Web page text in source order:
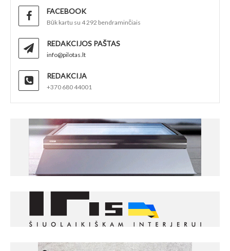
FACEBOOK
Būk kartu su 4 292 bendraminčiais
REDAKCIJOS PAŠTAS
info@pilotas.lt
REDAKCIJA
+370 680 44001